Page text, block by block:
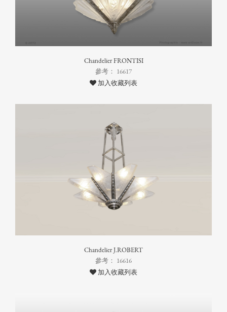
Chandelier FRONTISI
參考： 16617
加入收藏列表
Chandelier J.ROBERT
參考： 16616
加入收藏列表